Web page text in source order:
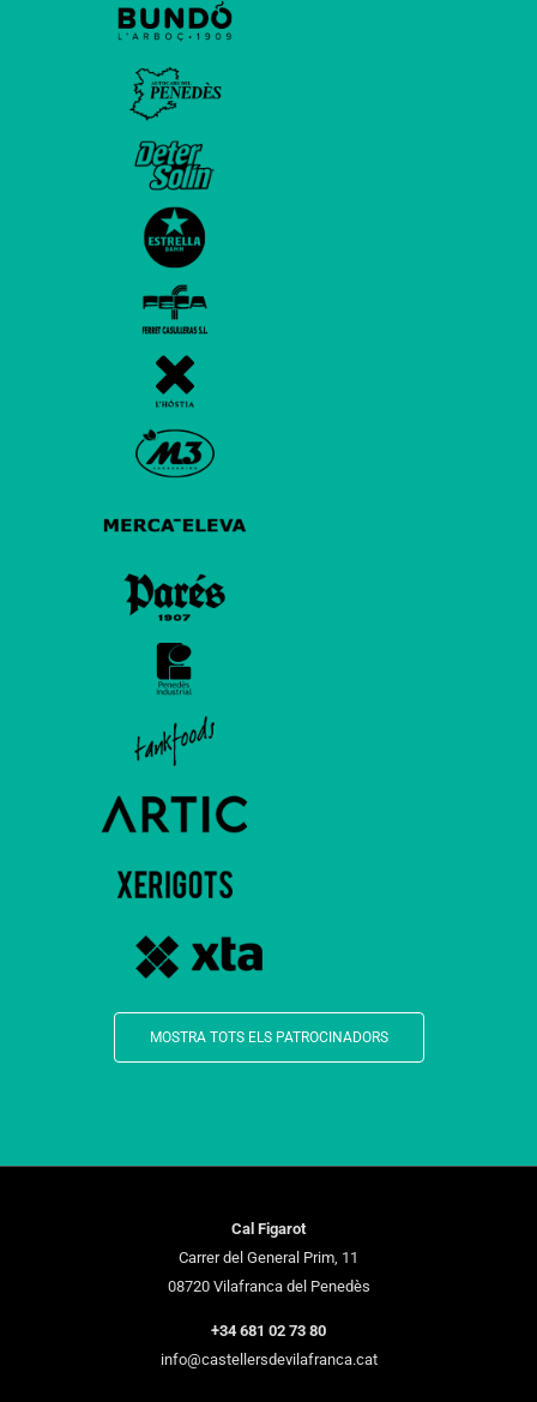
MOSTRA TOTS ELS PATROCINADORS
Cal Figarot
Carrer del General Prim, 11
08720 Vilafranca del Penedès
+34 681 02 73 80
info@castellersdevilafranca.cat